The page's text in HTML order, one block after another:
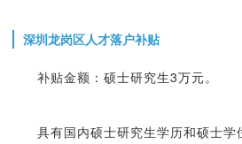
深圳龙岗区人才落户补贴
补贴金额：硕士研究生3万元。
具有国内硕士研究生学历和硕士学